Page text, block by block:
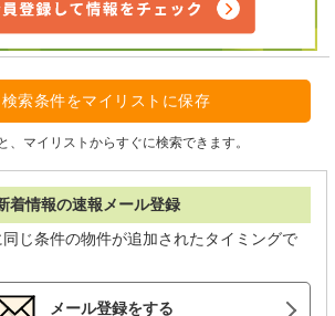
検索条件をマイリストに保存
、マイリストからすぐに検索できます。
着情報の速報メール登録
じ条件の物件が追加されたタイミングで
メール登録をする